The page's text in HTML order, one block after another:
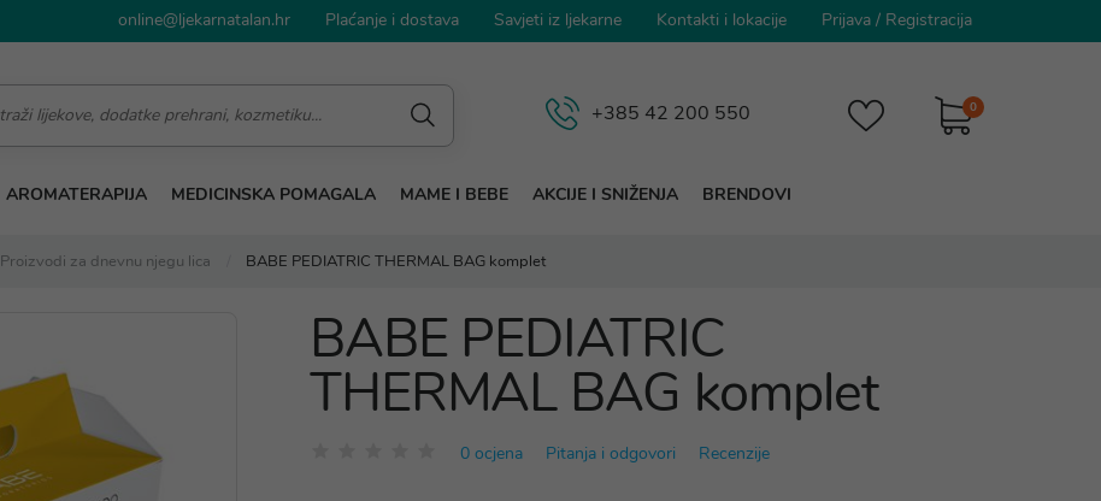
online@ljekarnatalan.hr Plaćanje i dostava Savjeti iz ljekarne Kontakti i lokacije Prijava / Registracija
0
+385 42 200 550
AROMATERAPIJA MEDICINSKA POMAGALA MAME I BEBE AKCIJE I SNIŽENJA BRENDOVI
Proizvodi za dnevnu njegu lica BABE PEDIATRIC THERMAL BAG komplet
BABE PEDIATRIC
THERMAL BAG komplet
0 ocjena Pitanja i odgovori Recenzije